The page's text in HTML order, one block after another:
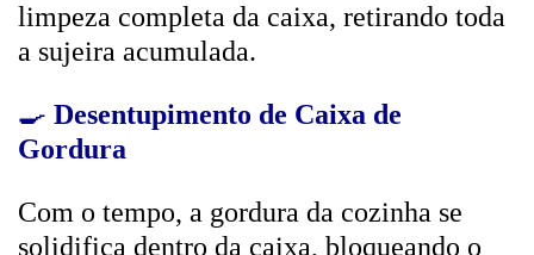
limpeza completa da caixa, retirando toda
a sujeira acumulada.
🍳 Desentupimento de Caixa de
Gordura
Com o tempo, a gordura da cozinha se
solidifica dentro da caixa, bloqueando o